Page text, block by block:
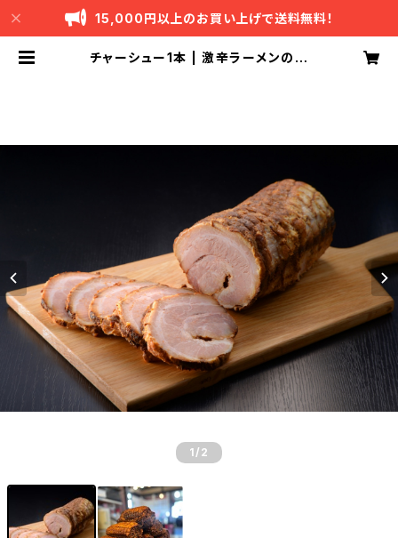
15,000円以上のお買い上げで送料無料！
チャーシュー1本 | 激辛ラーメンの拉
1 /2